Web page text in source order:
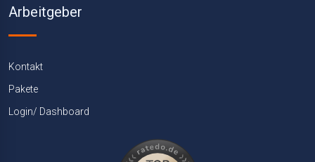
Arbeitgeber
Kontakt
Pakete
Login/ Dashboard